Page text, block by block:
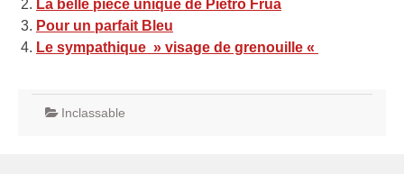
La belle pièce unique de Pietro Frua
Pour un parfait Bleu
Le sympathique » visage de grenouille «
Inclassable